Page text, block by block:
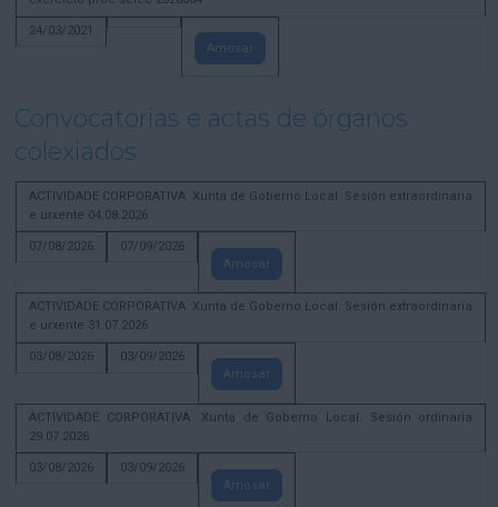
24/03/2021
Amosar
Convocatorias e actas de órganos
colexiados
ACTIVIDADE CORPORATIVA. Xunta de Goberno Local. Sesión extraordinaria
e urxente 04.08.2026
07/08/2026
07/09/2026
Amosar
ACTIVIDADE CORPORATIVA. Xunta de Goberno Local. Sesión extraordinaria
e urxente 31.07.2026
03/08/2026
03/09/2026
Amosar
ACTIVIDADE CORPORATIVA. Xunta de Goberno Local. Sesión ordinaria
29.07.2026
03/08/2026
03/09/2026
Amosar